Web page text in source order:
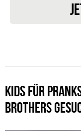
KIDS FÜR
BROTHERS